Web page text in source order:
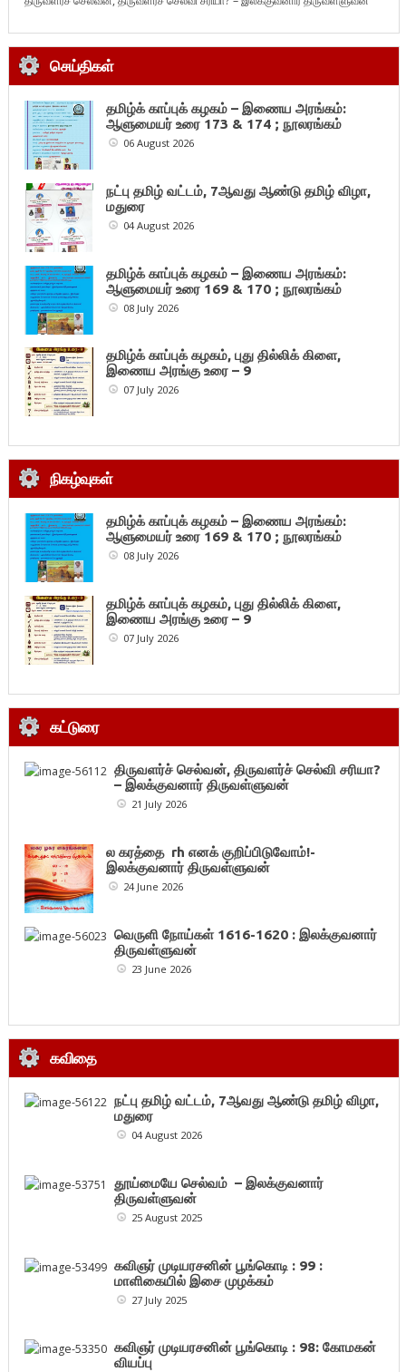
செய்திகள்
தமிழ்க் காப்புக் கழகம் – இணைய அரங்கம்:
ஆளுமையர் உரை 173 & 174 ; நூலரங்கம்
06 August 2026
நட்பு தமிழ் வட்டம், 7ஆவது ஆண்டு தமிழ் விழா,
மதுரை
04 August 2026
தமிழ்க் காப்புக் கழகம் – இணைய அரங்கம்:
ஆளுமையர் உரை 169 & 170 ; நூலரங்கம்
08 July 2026
தமிழ்க் காப்புக் கழகம், புது தில்லிக் கிளை,
இணைய அரங்கு உரை – 9
07 July 2026
நிகழ்வுகள்
தமிழ்க் காப்புக் கழகம் – இணைய அரங்கம்:
ஆளுமையர் உரை 169 & 170 ; நூலரங்கம்
08 July 2026
தமிழ்க் காப்புக் கழகம், புது தில்லிக் கிளை,
இணைய அரங்கு உரை – 9
07 July 2026
கட்டுரை
திருவளர்ச் செல்வன், திருவளர்ச் செல்வி சரியா?
– இலக்குவனார் திருவள்ளுவன்
21 July 2026
ல கரத்தை rh எனக் குறிப்பிடுவோம்!-
இலக்குவனார் திருவள்ளுவன்
24 June 2026
வெருளி நோய்கள் 1616-1620 : இலக்குவனார்
திருவள்ளுவன்
23 June 2026
கவிதை
நட்பு தமிழ் வட்டம், 7ஆவது ஆண்டு தமிழ் விழா,
மதுரை
04 August 2026
தூய்மையே செல்வம் – இலக்குவனார்
திருவள்ளுவன்
25 August 2025
கவிஞர் முடியரசனின் பூங்கொடி : 99 :
மாளிகையில் இசை முழக்கம்
27 July 2025
கவிஞர் முடியரசனின் பூங்கொடி : 98: கோமகன்
வியப்பு